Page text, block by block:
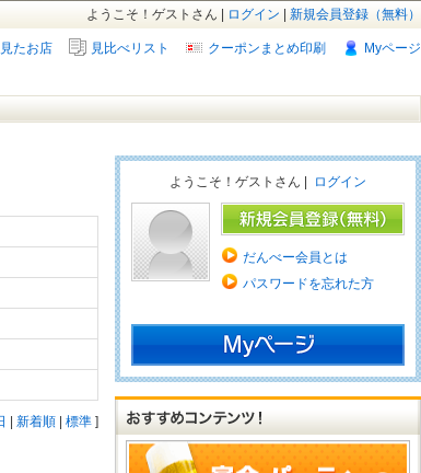
新規会員登録（無料）
ログイン
ようこそ！ゲストさん |
Myページ
クーポンまとめ印刷
見比べリスト
たお店
]
標準
新着順
ようこそ！ゲストさん | ログイン
だんべー会員とは
パスワードを忘れた方